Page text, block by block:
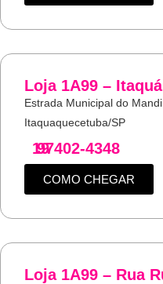
Loja 1A99 –
Estrada Municipal do
Itaquaquecetuba/SP
19
97402-4348
COMO CHEGAR
Loja 1A99 – Rua